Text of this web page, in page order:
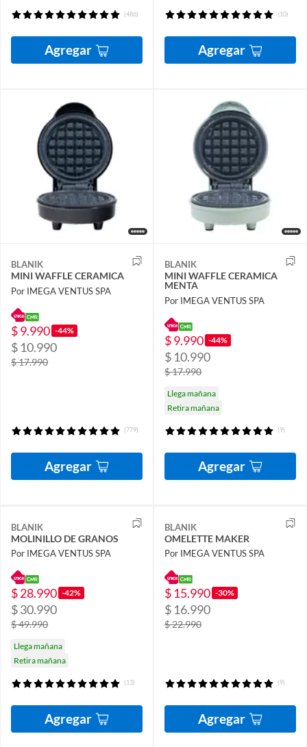
(486)
Agregar
(10)
Agregar
BLANIK
MINI WAFFLE CERAMICA
Por IMEGA VENTUS SPA
$ 9.990 -44%
$ 10.990
$ 17.990
(779)
Agregar
BLANIK
MINI WAFFLE CERAMICA
MENTA
Por IMEGA VENTUS SPA
$ 9.990 -44%
$ 10.990
$ 17.990
Llega mañana
Retira mañana
(9)
Agregar
BLANIK
MOLINILLO DE GRANOS
Por IMEGA VENTUS SPA
$ 28.990 -42%
$ 30.990
$ 49.990
Llega mañana
Retira mañana
(13)
Agregar
BLANIK
OMELETTE MAKER
Por IMEGA VENTUS SPA
$ 15.990 -30%
$ 16.990
$ 22.990
(9)
Agregar